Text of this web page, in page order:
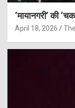
‘मायानगरी’ की
April 18, 2026